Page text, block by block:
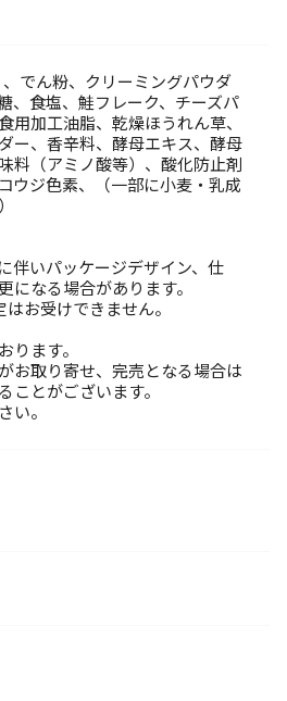
でん粉、クリーミングパウダ
、食塩、鮭フレーク、チーズパ
用加工油脂、乾燥ほうれん草、
ー、香辛料、酵母エキス、酵母
料（アミノ酸等）、酸化防止剤
ウジ色素、（一部に小麦・乳成
伴いパッケージデザイン、仕
になる場合があります。
お受けできません。
ります。
お取り寄せ、完売となる場合は
ことがございます。
い。